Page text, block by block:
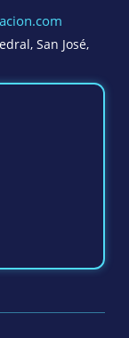
San José,